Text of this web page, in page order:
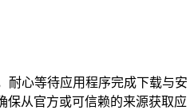
耐心等待应用程序完成下载与安
保从官方或可信赖的来源获取应